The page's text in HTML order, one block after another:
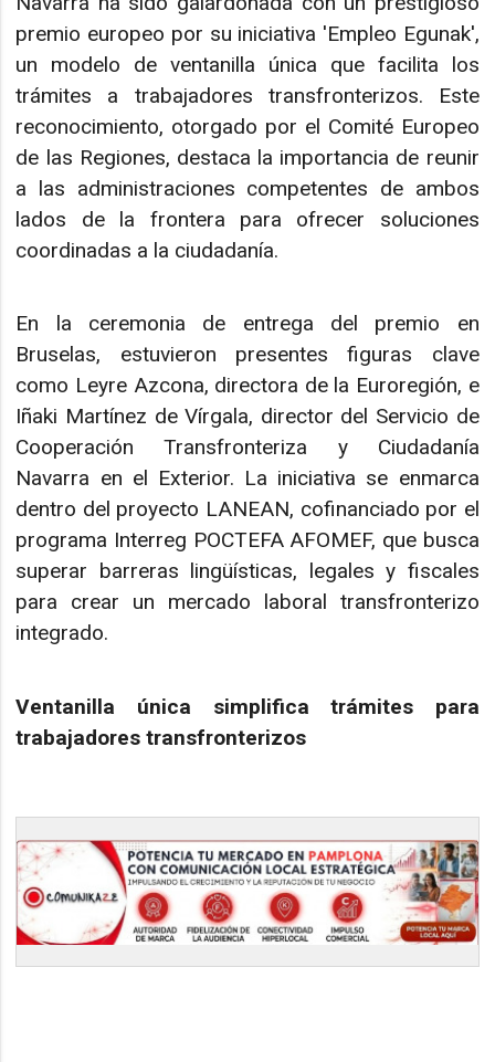
premio europeo por su iniciativa 'Empleo Egunak',
un modelo de ventanilla única que facilita los
trámites a trabajadores transfronterizos. Este
reconocimiento, otorgado por el Comité Europeo
de las Regiones, destaca la importancia de reunir
a las administraciones competentes de ambos
lados de la frontera para ofrecer soluciones
coordinadas a la ciudadanía.
En la ceremonia de entrega del premio en
Bruselas, estuvieron presentes figuras clave
como Leyre Azcona, directora de la Euroregión, e
Iñaki Martínez de Vírgala, director del Servicio de
Cooperación Transfronteriza y Ciudadanía
Navarra en el Exterior. La iniciativa se enmarca
dentro del proyecto LANEAN, cofinanciado por el
programa Interreg POCTEFA AFOMEF, que busca
superar barreras lingüísticas, legales y fiscales
para crear un mercado laboral transfronterizo
integrado.
Ventanilla única simplifica trámites para
trabajadores transfronterizos